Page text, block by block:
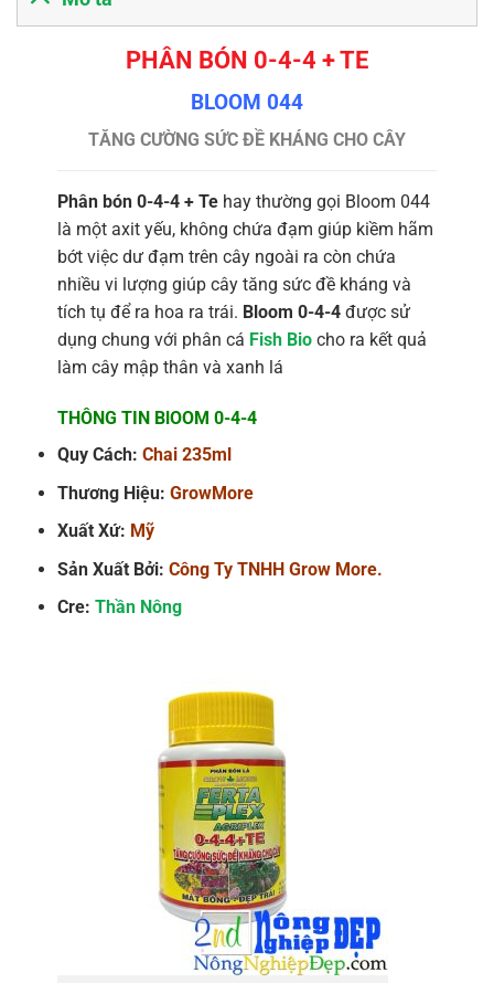
PHÂN BÓN 0-4-4 + TE
BLOOM 044
TĂNG CƯỜNG SỨC ĐỀ KHÁNG CHO CÂY
Phân bón 0-4-4 + Tehay thường gọi Bloom 044
là một axit yếu, không chứa đạm giúp kiềm hãm
bớt việc dư đạm trên cây ngoài ra còn chứa
nhiều vi lượng giúp cây tăng sức đề kháng và
tích tụ để ra hoa ra trái. Bloom 0-4-4được sử
dụng chung với phân cá Fish Biocho ra kết quả
làm cây mập thân và xanh lá
THÔNG TIN BlOOM 0-4-4
Quy Cách: Chai 235ml
Thương Hiệu: GrowMore
Xuất Xứ: Mỹ
Sản Xuất Bởi: Công Ty TNHH Grow More.
Cre: Thần Nông